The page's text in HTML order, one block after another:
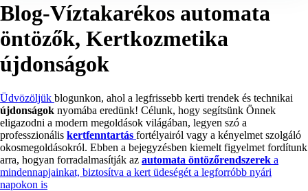
Blog-Víztakarékos automata
öntözők, Kertkozmetika
újdonságok
Üdvözöljük blogunkon, ahol a legfrissebb kerti trendek és technikai
újdonságok nyomába eredünk! Célunk, hogy segítsünk Önnek
eligazodni a modern megoldások világában, legyen szó a
professzionális kertfenntartás fortélyairól vagy a kényelmet szolgáló
okosmegoldásokról. Ebben a bejegyzésben kiemelt figyelmet fordítunk
arra, hogyan forradalmasítják az automata öntözőrendszerek a
mindennapjainkat, biztosítva a kert üdeségét a legforróbb nyári
napokon is